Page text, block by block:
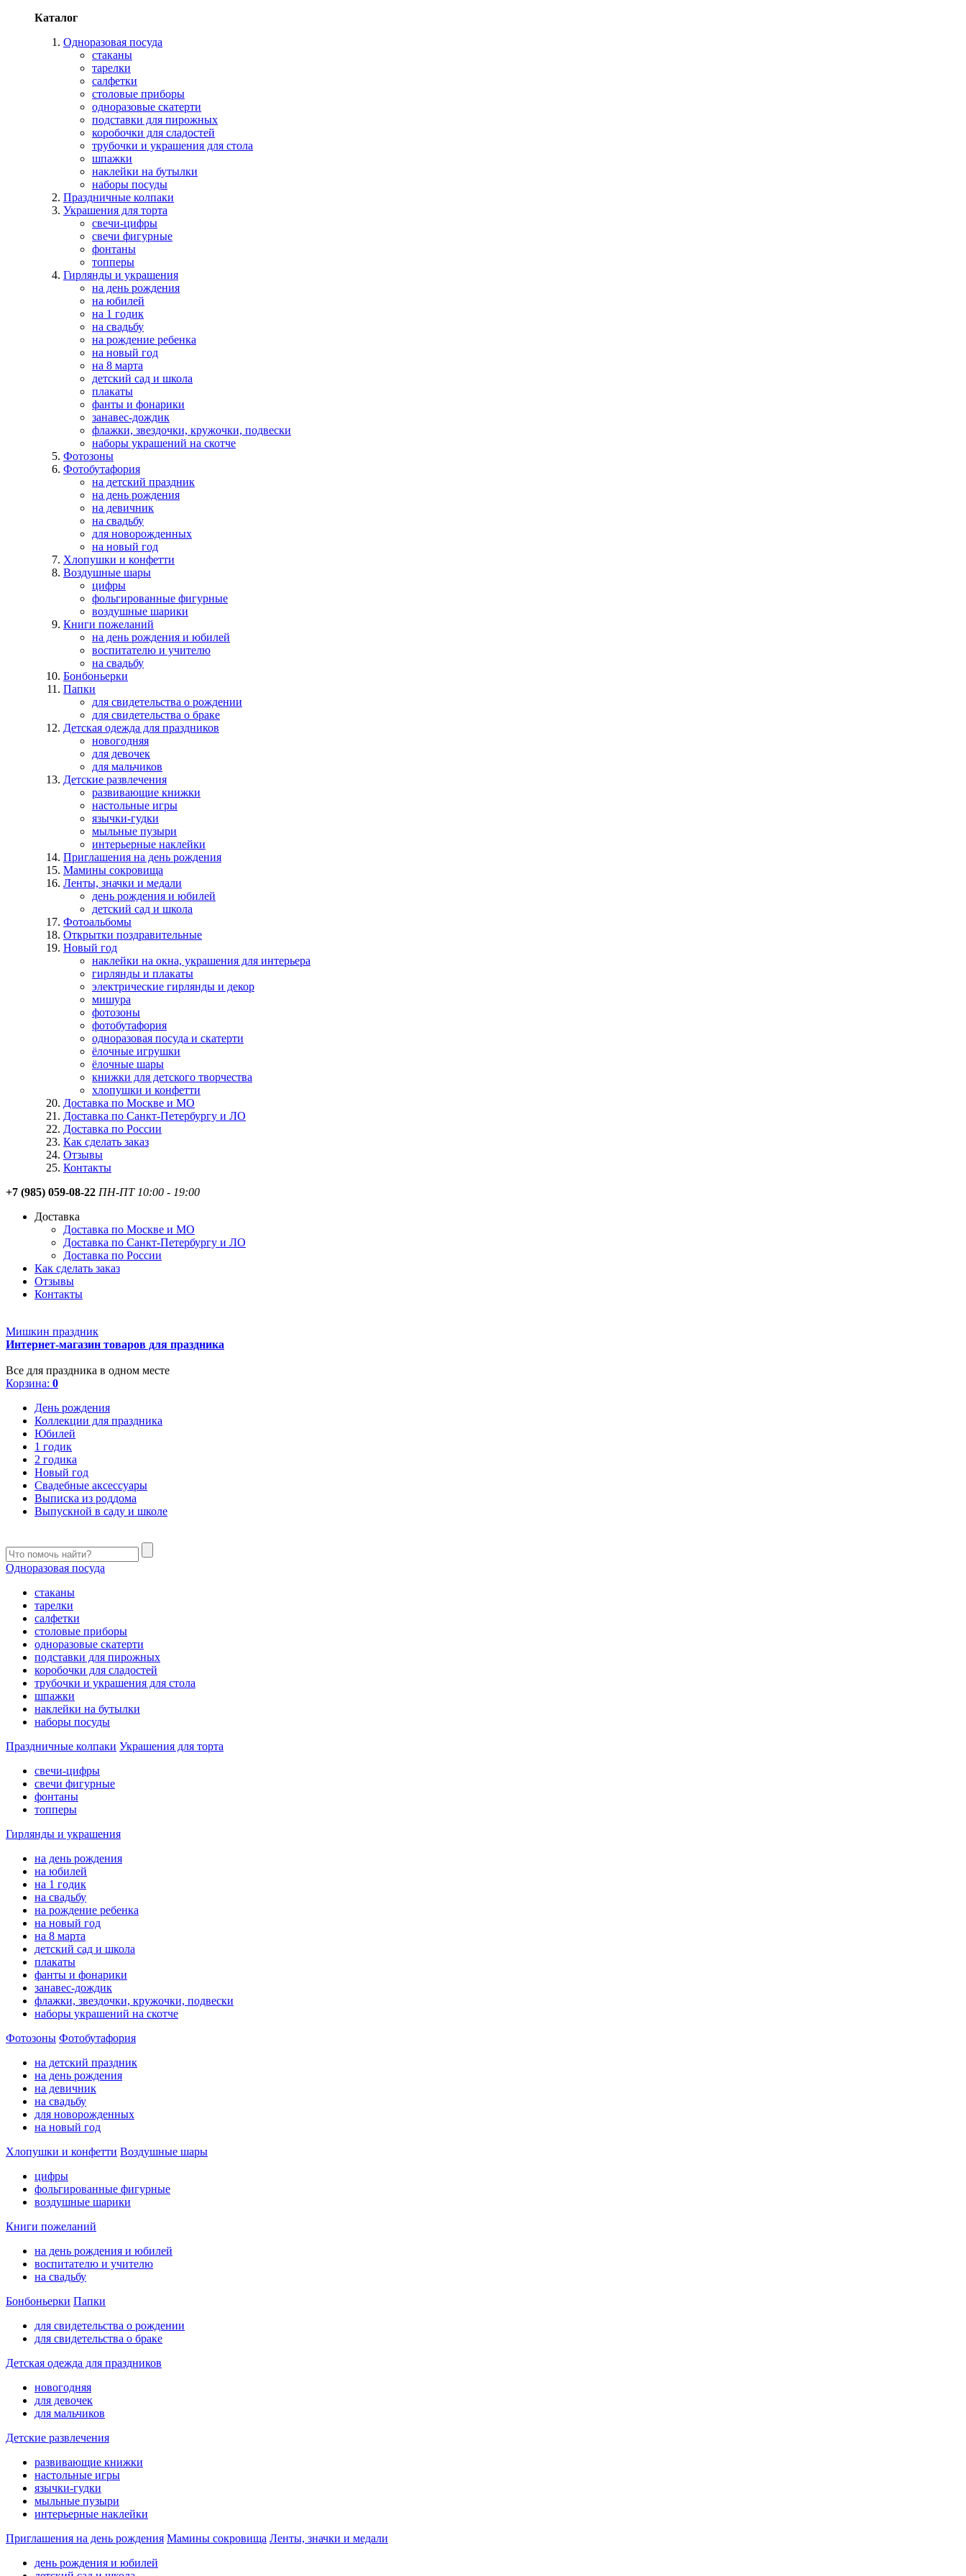
Каталог
Одноразовая посуда
стаканы
тарелки
салфетки
столовые приборы
одноразовые скатерти
подставки для пирожных
коробочки для сладостей
трубочки и украшения для стола
шпажки
наклейки на бутылки
наборы посуды
Праздничные колпаки
Украшения для торта
свечи-цифры
свечи фигурные
фонтаны
топперы
Гирлянды и украшения
на день рождения
на юбилей
на 1 годик
на свадьбу
на рождение ребенка
на новый год
на 8 марта
детский сад и школа
плакаты
фанты и фонарики
занавес-дождик
флажки, звездочки, кружочки, подвески
наборы украшений на скотче
Фотозоны
Фотобутафория
на детский праздник
на день рождения
на девичник
на свадьбу
для новорожденных
на новый год
Хлопушки и конфетти
Воздушные шары
цифры
фольгированные фигурные
воздушные шарики
Книги пожеланий
на день рождения и юбилей
воспитателю и учителю
на свадьбу
Бонбоньерки
Папки
для свидетельства о рождении
для свидетельства о браке
Детская одежда для праздников
новогодняя
для девочек
для мальчиков
Детские развлечения
развивающие книжки
настольные игры
язычки-гудки
мыльные пузыри
интерьерные наклейки
Приглашения на день рождения
Мамины сокровища
Ленты, значки и медали
день рождения и юбилей
детский сад и школа
Фотоальбомы
Открытки поздравительные
Новый год
наклейки на окна, украшения для интерьера
гирлянды и плакаты
электрические гирлянды и декор
мишура
фотозоны
фотобутафория
одноразовая посуда и скатерти
ёлочные игрушки
ёлочные шары
книжки для детского творчества
хлопушки и конфетти
Доставка по Москве и МО
Доставка по Санкт-Петербургу и ЛО
Доставка по России
Как сделать заказ
Отзывы
Контакты
+7 (985) 059-08-22 ПН-ПТ 10:00 - 19:00
Доставка
Доставка по Москве и МО
Доставка по Санкт-Петербургу и ЛО
Доставка по России
Как сделать заказ
Отзывы
Контакты
Мишкин праздник
Интернет-магазин товаров для праздника
Все для праздника в одном месте
Корзина: 0
День рождения
Коллекции для праздника
Юбилей
1 годик
2 годика
Новый год
Свадебные аксессуары
Выписка из роддома
Выпускной в саду и школе
Одноразовая посуда
стаканы
тарелки
салфетки
столовые приборы
одноразовые скатерти
подставки для пирожных
коробочки для сладостей
трубочки и украшения для стола
шпажки
наклейки на бутылки
наборы посуды
Праздничные колпаки Украшения для торта
свечи-цифры
свечи фигурные
фонтаны
топперы
Гирлянды и украшения
на день рождения
на юбилей
на 1 годик
на свадьбу
на рождение ребенка
на новый год
на 8 марта
детский сад и школа
плакаты
фанты и фонарики
занавес-дождик
флажки, звездочки, кружочки, подвески
наборы украшений на скотче
Фотозоны Фотобутафория
на детский праздник
на день рождения
на девичник
на свадьбу
для новорожденных
на новый год
Хлопушки и конфетти Воздушные шары
цифры
фольгированные фигурные
воздушные шарики
Книги пожеланий
на день рождения и юбилей
воспитателю и учителю
на свадьбу
Бонбоньерки Папки
для свидетельства о рождении
для свидетельства о браке
Детская одежда для праздников
новогодняя
для девочек
для мальчиков
Детские развлечения
развивающие книжки
настольные игры
язычки-гудки
мыльные пузыри
интерьерные наклейки
Приглашения на день рождения Мамины сокровища Ленты, значки и медали
день рождения и юбилей